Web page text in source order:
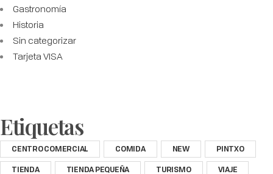
Gastronomía
Historia
Sin categorizar
Tarjeta VISA
Etiquetas
CENTRO COMERCIAL COMIDA NEW
PINTXO
TIENDA
TIENDA PEQUEÑA TURISMO VIAJE